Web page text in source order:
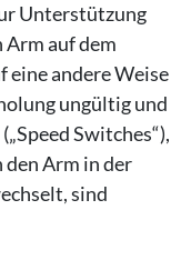
Unterstützung
auf dem
eine andere Weise
ungültig und
Switches“),
Arm in der
sind